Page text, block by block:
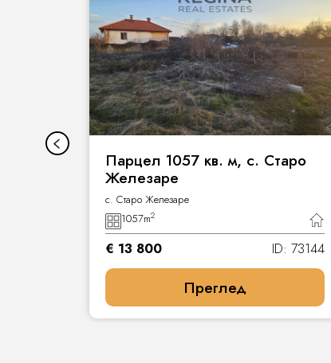
Парцел 1057 кв. м, с. Старо
Железаре
с. Старо Железаре
1057m2
€ 13 800 ID: 73144
Преглед